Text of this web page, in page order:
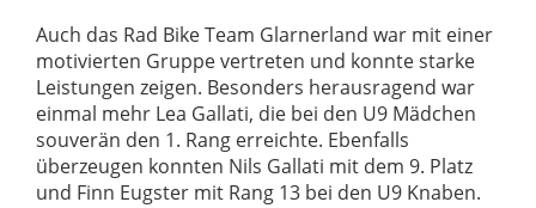
Auch das Rad Bike Team Glarnerland war mit einer
motivierten Gruppe vertreten und konnte starke
Leistungen zeigen. Besonders herausragend war
einmal mehr Lea Gallati, die bei den U9 Mädchen
souverän den 1. Rang erreichte. Ebenfalls
überzeugen konnten Nils Gallati mit dem 9. Platz
und Finn Eugster mit Rang 13 bei den U9 Knaben.